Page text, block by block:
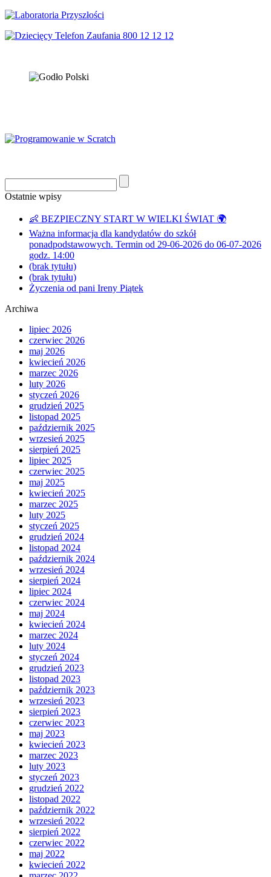
Ostatnie wpisy
👶 BEZPIECZNY START W WIELKI ŚWIAT 🌍
Ważna informacja dla kandydatów do szkół
ponadpodstawowych. Termin od 29-06-2026 do 06-07-2026
godz. 14:00
(brak tytułu)
(brak tytułu)
Życzenia od pani Ireny Piątek
Archiwa
lipiec 2026
czerwiec 2026
maj 2026
kwiecień 2026
marzec 2026
luty 2026
styczeń 2026
grudzień 2025
listopad 2025
październik 2025
wrzesień 2025
sierpień 2025
lipiec 2025
czerwiec 2025
maj 2025
kwiecień 2025
marzec 2025
luty 2025
styczeń 2025
grudzień 2024
listopad 2024
październik 2024
wrzesień 2024
sierpień 2024
lipiec 2024
czerwiec 2024
maj 2024
kwiecień 2024
marzec 2024
luty 2024
styczeń 2024
grudzień 2023
listopad 2023
październik 2023
wrzesień 2023
sierpień 2023
czerwiec 2023
maj 2023
kwiecień 2023
marzec 2023
luty 2023
styczeń 2023
grudzień 2022
listopad 2022
październik 2022
wrzesień 2022
sierpień 2022
czerwiec 2022
maj 2022
kwiecień 2022